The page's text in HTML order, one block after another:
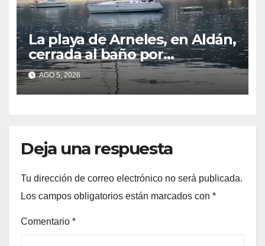
La playa de Arneles, en Aldán,
cerrada al baño por
contaminación del agua tras
detectarse restos fecales
AGO 5, 2026
Deja una respuesta
Tu dirección de correo electrónico no será publicada.
Los campos obligatorios están marcados con *
Comentario *